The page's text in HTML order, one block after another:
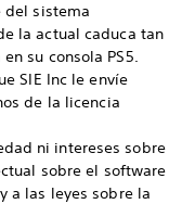
del sistema
la actual caduca tan
su consola PS5.
SIE Inc le envíe
de la licencia
ni intereses sobre
sobre el software
a las leyes sobre la